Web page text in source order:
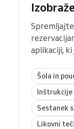
aplikaciji,
Šola in
Inštrukcije
Sestanek
Likovni